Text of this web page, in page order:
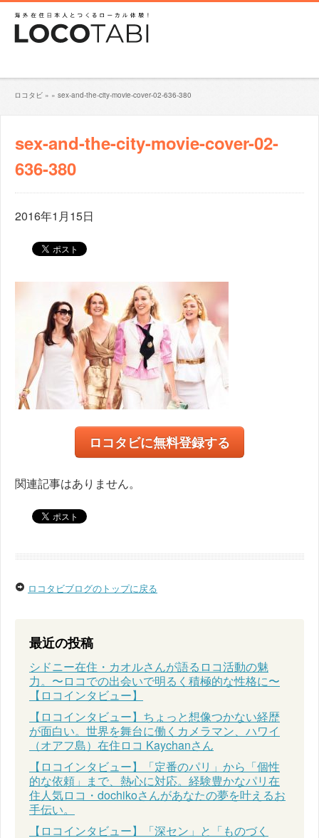
ロコタビ » » sex-and-the-city-movie-cover-02-636-380
sex-and-the-city-movie-cover-02-
636-380
2016年1月15日
ロコタビに無料登録する
関連記事はありません。
ロコタビブログのトップに戻る
最近の投稿
シドニー在住・カオルさんが語るロコ活動の魅
力。〜ロコでの出会いで明るく積極的な性格に〜
【ロコインタビュー】
【ロコインタビュー】ちょっと想像つかない経歴
が面白い。世界を舞台に働くカメラマン、ハワイ
（オアフ島）在住ロコ Kaychanさん
【ロコインタビュー】「定番のパリ」から「個性
的な依頼」まで、熱心に対応。経験豊かなパリ在
住人気ロコ・dochikoさんがあなたの夢を叶えるお
手伝い。
【ロコインタビュー】「深セン」と「ものづく